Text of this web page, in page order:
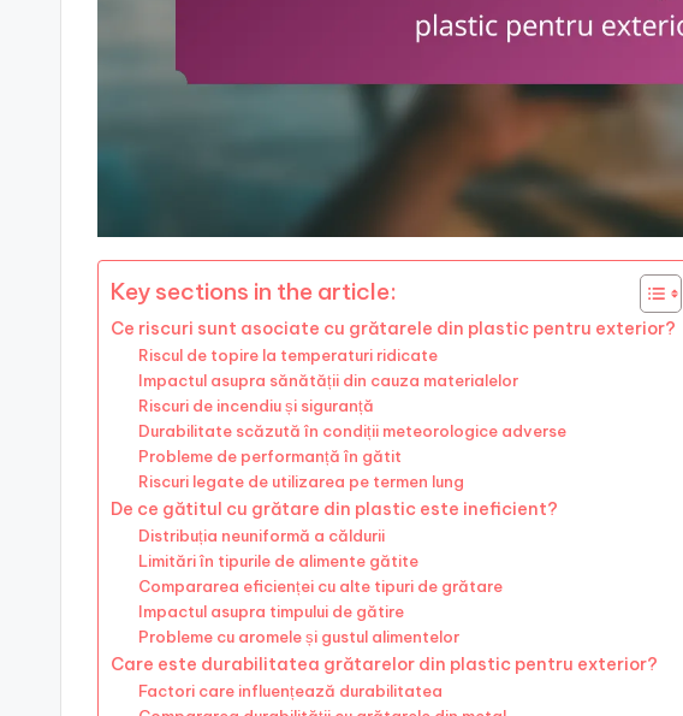
Key sections in the article:
Ce riscuri sunt asociate cu grătarele din plastic pentru exterior?
Riscul de topire la temperaturi ridicate
Impactul asupra sănătății din cauza materialelor
Riscuri de incendiu și siguranță
Durabilitate scăzută în condiții meteorologice adverse
Probleme de performanță în gătit
Riscuri legate de utilizarea pe termen lung
De ce gătitul cu grătare din plastic este ineficient?
Distribuția neuniformă a căldurii
Limitări în tipurile de alimente gătite
Compararea eficienței cu alte tipuri de grătare
Impactul asupra timpului de gătire
Probleme cu aromele și gustul alimentelor
Care este durabilitatea grătarelor din plastic pentru exterior?
Factori care influențează durabilitatea